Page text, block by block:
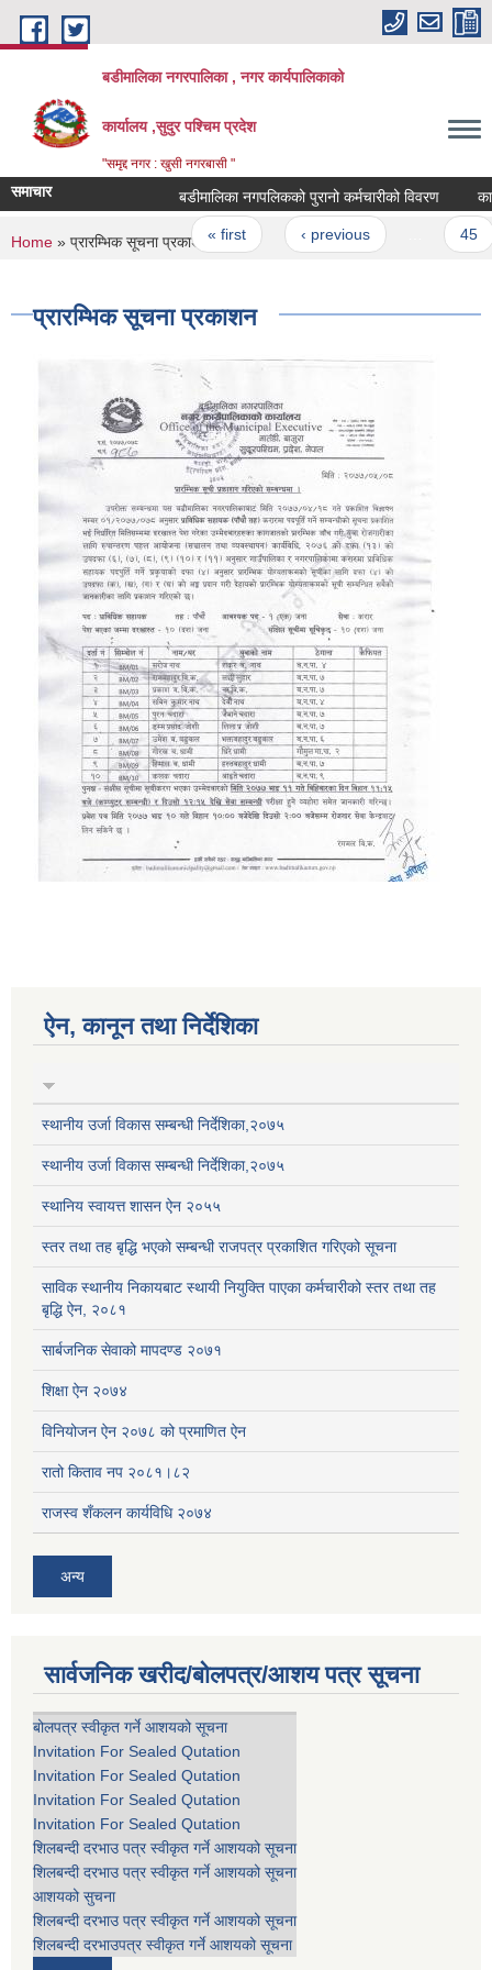
Skip to main content
बडीमालिका नगरपालिका , नगर कार्यपालिकाको
कार्यालय ,सुदुर पश्चिम प्रदेश
"समृद्द नगर : खुसी नगरबासी "
समाचार बडीमालिका नगपलिकको पुरानो कर्मचारीको विवरण
Pages
« first ‹ previous
You are here
Home » प्रारम्भिक सूचना प्रकाशन
प्रारम्भिक सूचना प्रकाशन
ऐन, कानून तथा निर्देशिका
स्थानीय उर्जा विकास सम्बन्धी निर्देशिका,२०७५
स्थानीय उर्जा विकास सम्बन्धी निर्देशिका,२०७५
स्थानिय स्वायत्त शासन ऐन २०५५
स्तर तथा तह बृद्धि भएको सम्बन्धी राजपत्र प्रकाशित गरिएको सूचना
साविक स्थानीय निकायबाट स्थायी नियुक्ति पाएका कर्मचारीको स्तर तथा तह
बृद्धि ऐन, २०८१
सार्बजनिक सेवाको मापदण्ड २०७१
शिक्षा ऐन २०७४
विनियोजन ऐन २०७८ को प्रमाणित ऐन
रातो किताव नप २०८१।८२
राजस्व शँकलन कार्यविधि २०७४
अन्य
सार्वजनिक खरीद/बोलपत्र/आशय पत्र सूचना
बोलपत्र स्वीकृत गर्ने आशयको सूचना
Invitation For Sealed Qutation
Invitation For Sealed Qutation
Invitation For Sealed Qutation
Invitation For Sealed Qutation
शिलबन्दी दरभाउ पत्र स्वीकृत गर्ने आशयको सूचना
शिलबन्दी दरभाउ पत्र स्वीकृत गर्ने आशयको सूचना
आशयको सुचना
शिलबन्दी दरभाउ पत्र स्वीकृत गर्ने आशयको सूचना
शिलबन्दी दरभाउपत्र स्वीकृत गर्ने आशयको सूचना